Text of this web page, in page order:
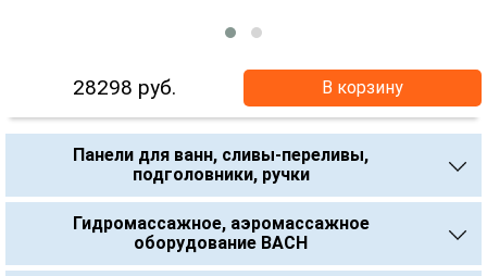
28298 руб. В корзину
Панели для ванн, сливы-переливы,
подголовники, ручки
Гидромассажное, аэромассажное
оборудование BACH